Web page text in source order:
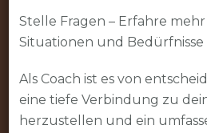
Stelle Fragen – Erfahre
Situationen und Bedürfnisse
Als Coach ist es von
eine tiefe Verbindung zu
herzustellen und ein